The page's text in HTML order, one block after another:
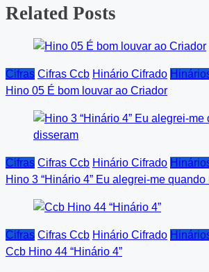
navigation
Related Posts
Cifras Cifras Ccb Hinário Cifrado
Hino 05 É bom louvar ao Criador
Cifras Cifras Ccb Hinário Cifrado
Hino 3 “Hinário 4” Eu alegrei-me
Cifras Cifras Ccb Hinário Cifrado
Ccb Hino 44 “Hinário 4”